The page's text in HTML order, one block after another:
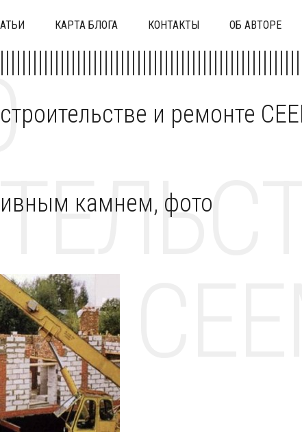
КАРТА БЛОГА КОНТАКТЫ ОБ АВТОРЕ
и ремонте
камнем, фото